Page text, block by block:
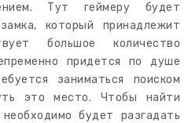
Тут геймеру будет
который принадлежит
большое количество
придется по душе
заниматься поиском
это место. Чтобы найти
будет разгадать